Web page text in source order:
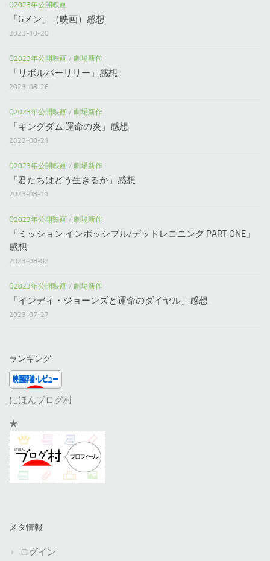
Q2023年公開映画
「Gメン」（映画）感想
2023-10-20
Q2023年公開映画 / 劇場新作
「リボルバーリリー」感想
2023-08-26
Q2023年公開映画 / 劇場新作
「キングダム 運命の炎」感想
2023-08-21
Q2023年公開映画 / 劇場新作
「君たちはどう生きるか」感想
2023-08-11
Q2023年公開映画 / 劇場新作
「ミッション:インポッシブル/デッドレコニング PART ONE」
感想
2023-08-02
Q2023年公開映画 / 劇場新作
「インディ・ジョーンズと運命のダイヤル」感想
2023-07-27
ランキング
にほんブログ村
★
メタ情報
ログイン